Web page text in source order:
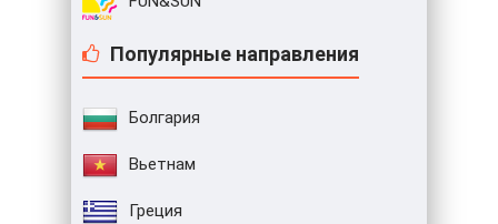
Популярные направления
Болгария
Вьетнам
Греция